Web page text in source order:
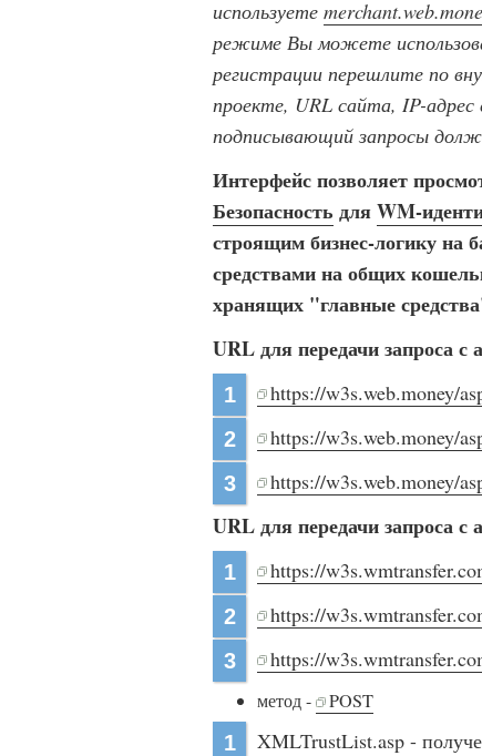
используете
режиме Вы можете
регистрации перешлите по
проекте, URL сайта, IP-адрес
подписывающий запросы
Интерфейс позволяет
Безопасность дляWM-
строящим бизнес-логику на
средствами на общих
хранящих "главные
URL для передачи запроса
1 https://w3s.web.money/
2 https://w3s.web.money/
3 https://w3s.web.money/
URL для передачи запроса с
1 https://
2 https://
3 https://
метод -
POST
1
XMLTrustList.asp -